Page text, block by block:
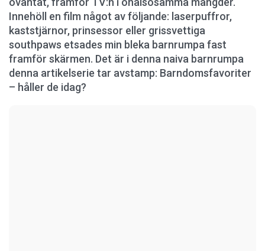
Innehöll en film något av följande: laserpuffror,
kaststjärnor, prinsessor eller grissvettiga
southpaws etsades min bleka barnrumpa fast
framför skärmen. Det är i denna naiva barnrumpa
denna artikelserie tar avstamp: Barndomsfavoriter
– håller de idag?